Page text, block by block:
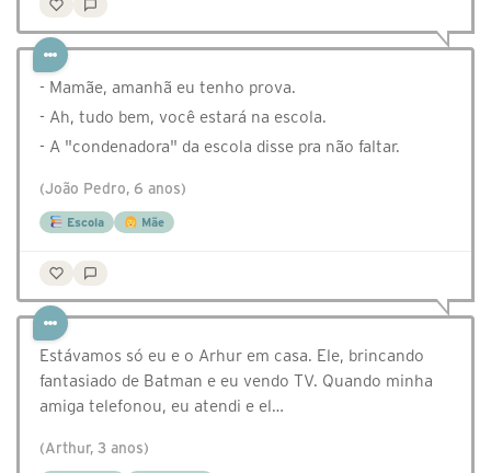
- Mamãe, amanhã eu tenho prova.
- Ah, tudo bem, você estará na escola.
- A "condenadora" da escola disse pra não faltar.
(João Pedro, 6 anos)
Escola Mãe
Estávamos só eu e o Arhur em casa. Ele, brincando
fantasiado de Batman e eu vendo TV. Quando minha
amiga telefonou, eu atendi e el…
(Arthur, 3 anos)